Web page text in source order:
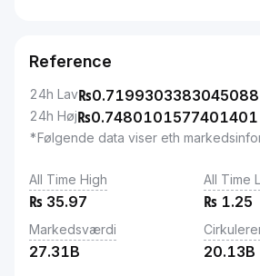
Reference
24h Lav₨0.7199303383045088
24h Høj₨0.7480101577401401
*Følgende data viser eth
All Time High
₨ 35.97
All Time
₨ 1.25
Markedsværdi
27.31B 20.13B